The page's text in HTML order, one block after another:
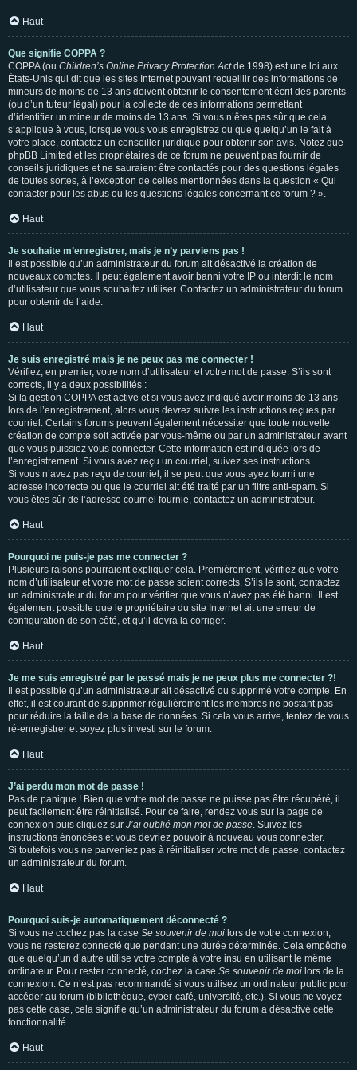
Haut
Que signifie COPPA ?
COPPA (ou Children’s Online Privacy Protection Actde 1998) est une loi aux
États-Unis qui dit que les sites Internet pouvant recueillir des informations de
mineurs de moins de 13 ans doivent obtenir le consentement écrit des parents
(ou d’un tuteur légal) pour la collecte de ces informations permettant
d’identifier un mineur de moins de 13 ans. Si vous n’êtes pas sûr que cela
s’applique à vous, lorsque vous vous enregistrez ou que quelqu’un le fait à
votre place, contactez un conseiller juridique pour obtenir son avis. Notez que
phpBB Limited et les propriétaires de ce forum ne peuvent pas fournir de
conseils juridiques et ne sauraient être contactés pour des questions légales
de toutes sortes, à l’exception de celles mentionnées dans la question « Qui
contacter pour les abus ou les questions légales concernant ce forum ? ».
Haut
Je souhaite m’enregistrer, mais je n’y parviens pas !
Il est possible qu’un administrateur du forum ait désactivé la création de
nouveaux comptes. Il peut également avoir banni votre IP ou interdit le nom
d’utilisateur que vous souhaitez utiliser. Contactez un administrateur du forum
pour obtenir de l’aide.
Haut
Je suis enregistré mais je ne peux pas me connecter !
Vérifiez, en premier, votre nom d’utilisateur et votre mot de passe. S’ils sont
corrects, il y a deux possibilités :
Si la gestion COPPA est active et si vous avez indiqué avoir moins de 13 ans
lors de l’enregistrement, alors vous devrez suivre les instructions reçues par
courriel. Certains forums peuvent également nécessiter que toute nouvelle
création de compte soit activée par vous-même ou par un administrateur avant
que vous puissiez vous connecter. Cette information est indiquée lors de
l’enregistrement. Si vous avez reçu un courriel, suivez ses instructions.
Si vous n’avez pas reçu de courriel, il se peut que vous ayez fourni une
adresse incorrecte ou que le courriel ait été traité par un filtre anti-spam. Si
vous êtes sûr de l’adresse courriel fournie, contactez un administrateur.
Haut
Pourquoi ne puis-je pas me connecter ?
Plusieurs raisons pourraient expliquer cela. Premièrement, vérifiez que votre
nom d’utilisateur et votre mot de passe soient corrects. S’ils le sont, contactez
un administrateur du forum pour vérifier que vous n’avez pas été banni. Il est
également possible que le propriétaire du site Internet ait une erreur de
configuration de son côté, et qu’il devra la corriger.
Haut
Je me suis enregistré par le passé mais je ne peux plus me connecter ?!
Il est possible qu’un administrateur ait désactivé ou supprimé votre compte. En
effet, il est courant de supprimer régulièrement les membres ne postant pas
pour réduire la taille de la base de données. Si cela vous arrive, tentez de vous
ré-enregistrer et soyez plus investi sur le forum.
Haut
J’ai perdu mon mot de passe !
Pas de panique ! Bien que votre mot de passe ne puisse pas être récupéré, il
peut facilement être réinitialisé. Pour ce faire, rendez vous sur la page de
connexion puis cliquez sur J’ai oublié mon mot de passe. Suivez les
instructions énoncées et vous devriez pouvoir à nouveau vous connecter.
Si toutefois vous ne parveniez pas à réinitialiser votre mot de passe, contactez
un administrateur du forum.
Haut
Pourquoi suis-je automatiquement déconnecté ?
Si vous ne cochez pas la case Se souvenir de moi lors de votre connexion,
vous ne resterez connecté que pendant une durée déterminée. Cela empêche
que quelqu’un d’autre utilise votre compte à votre insu en utilisant le même
ordinateur. Pour rester connecté, cochez la case Se souvenir de moi lors de la
connexion. Ce n’est pas recommandé si vous utilisez un ordinateur public pour
accéder au forum (bibliothèque, cyber-café, université, etc.). Si vous ne voyez
pas cette case, cela signifie qu’un administrateur du forum a désactivé cette
fonctionnalité.
Haut